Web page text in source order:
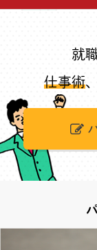
就
仕事術、